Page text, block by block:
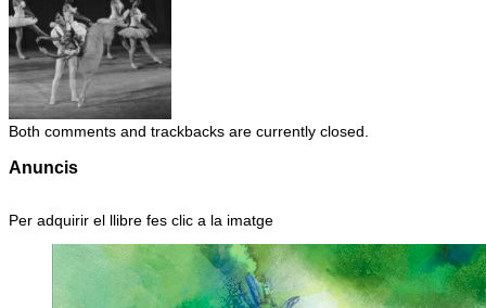
Both comments and trackbacks are currently closed.
Anuncis
Per adquirir el llibre fes clic a la imatge